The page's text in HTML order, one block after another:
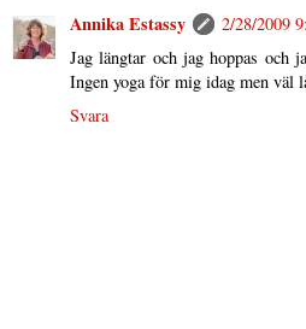
Annika Estassy
2/28/2009
Jag längtar och jag hoppas och
Ingen yoga för mig idag men väl
Svara